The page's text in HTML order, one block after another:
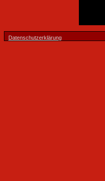
Datenschutzerklärung